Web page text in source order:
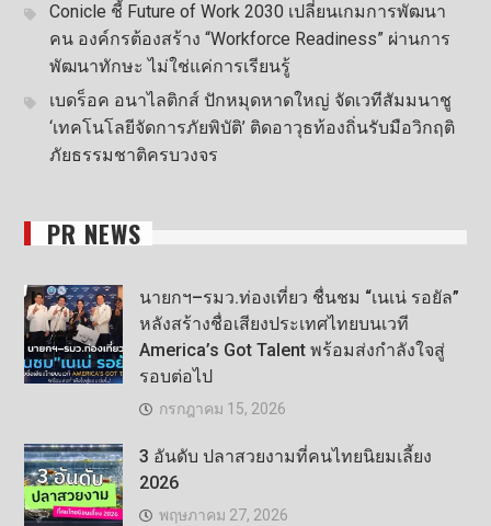
Conicle ชี้ Future of Work 2030 เปลี่ยนเกมการพัฒนา
คน องค์กรต้องสร้าง “Workforce Readiness” ผ่านการ
พัฒนาทักษะ ไม่ใช่แค่การเรียนรู้
เบดร็อค อนาไลติกส์ ปักหมุดหาดใหญ่ จัดเวทีสัมมนาชู
‘เทคโนโลยีจัดการภัยพิบัติ’ ติดอาวุธท้องถิ่นรับมือวิกฤติ
ภัยธรรมชาติครบวงจร
PR NEWS
นายกฯ–รมว.ท่องเที่ยว ชื่นชม “เนเน่ รอยัล”
หลังสร้างชื่อเสียงประเทศไทยบนเวที
America’s Got Talent พร้อมส่งกำลังใจสู่
รอบต่อไป
กรกฎาคม 15, 2026
3 อันดับ ปลาสวยงามที่คนไทยนิยมเลี้ยง
2026
พฤษภาคม 27, 2026